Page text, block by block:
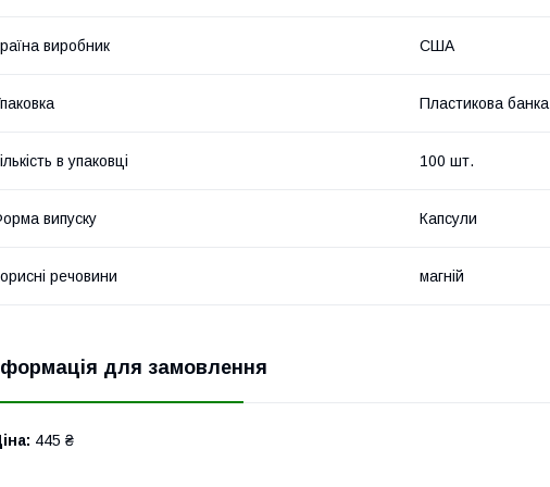
виробник США
Пластикова банка
в упаковці 100 шт.
випуску Капсули
речовини магній
для замовлення
445 ₴